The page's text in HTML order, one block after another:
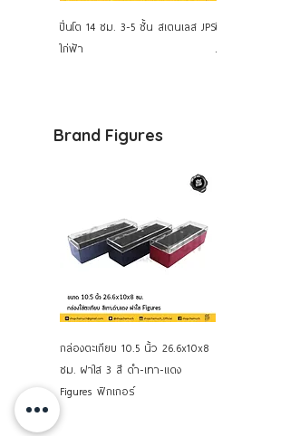
ปิ่นโต 14 ซม. 3-5 ชั้น สเตนเลส JPS
ไก่ฟ้า
ปิ่นโต 12 ซม. 2-
Brand Figures
กล่องตะเกียบ 10.5 นิ้ว 26.6x10x8
ซม. ฝาใส 3 สี ดำ-เทา-แดง
Figures ฟิกเกอร์